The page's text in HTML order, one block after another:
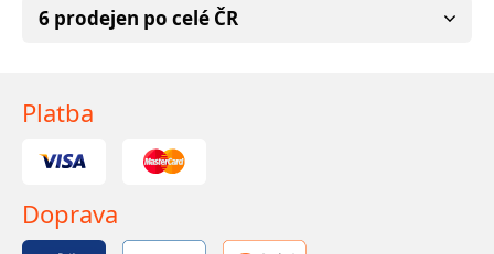
6 prodejen po celé ČR
Platba
Doprava